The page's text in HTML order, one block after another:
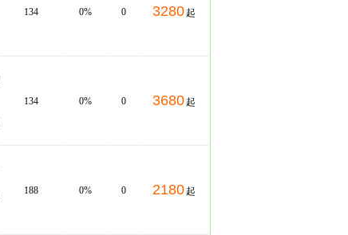
134 0% 0 3280 起
134 0% 0 3680 起
188 0% 0 2180 起